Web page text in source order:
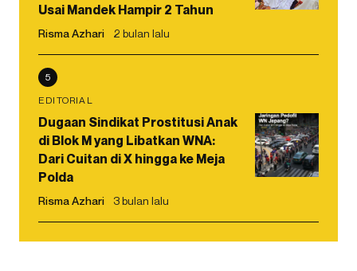
Usai Mandek Hampir 2 Tahun
Risma Azhari 2 bulan lalu
5
EDITORIAL
Dugaan Sindikat Prostitusi Anak
di Blok M yang Libatkan WNA:
Dari Cuitan di X hingga ke Meja
Polda
Risma Azhari 3 bulan lalu